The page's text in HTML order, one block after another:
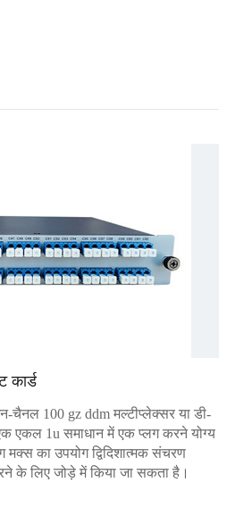
कार्ड
चैनल 100 gz ddm मल्टीप्लेक्सर या डी-
एकल 1u समाधान में एक प्लग करने योग्य
का उपयोग द्विदिशात्मक संचरण
के लिए जोड़े में किया जा सकता है।